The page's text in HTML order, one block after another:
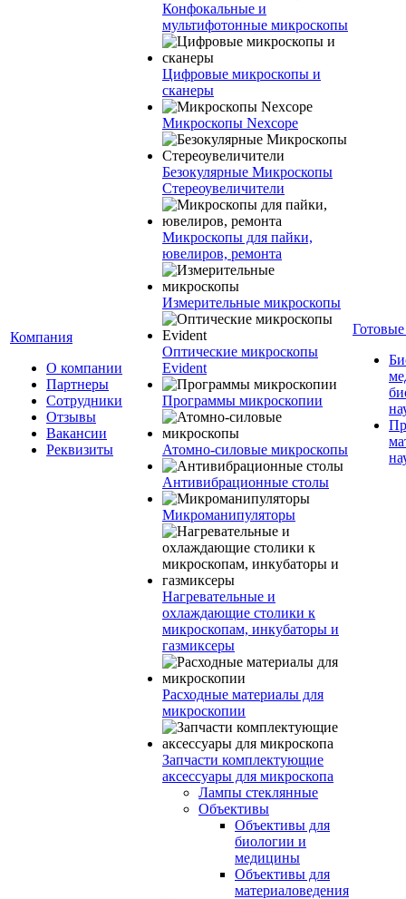
Компания
О компании
Партнеры
Сотрудники
Отзывы
Вакансии
Реквизиты
Конфокальные и
мультифотонные микроскопы
Цифровые микроскопы и
сканеры
Микроскопы Nexcope
Безокулярные Микроскопы
Стереоувеличители
Микроскопы для пайки,
ювелиров, ремонта
Измерительные микроскопы
Оптические микроскопы
Evident
Программы микроскопии
Атомно-силовые микроскопы
Антивибрационные столы
Микроманипуляторы
Нагревательные и
охлаждающие столики к
микроскопам, инкубаторы и
газмиксеры
Расходные материалы для
микроскопии
Запчасти комплектующие
аксессуары для микроскопа
Лампы стеклянные
Объективы
Объективы для
биологии и
медицины
Объективы для
материаловедения